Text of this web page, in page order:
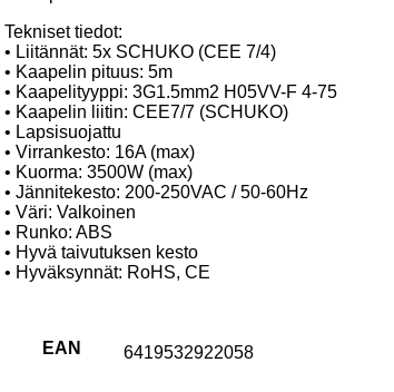
Tekniset tiedot:
• Liitännät: 5x SCHUKO (CEE 7/4)
• Kaapelin pituus: 5m
• Kaapelityyppi: 3G1.5mm2 H05VV-F 4-75
• Kaapelin liitin: CEE7/7 (SCHUKO)
• Lapsisuojattu
• Virrankesto: 16A (max)
• Kuorma: 3500W (max)
• Jännitekesto: 200-250VAC / 50-60Hz
• Väri: Valkoinen
• Runko: ABS
• Hyvä taivutuksen kesto
• Hyväksynnät: RoHS, CE
EAN 6419532922058